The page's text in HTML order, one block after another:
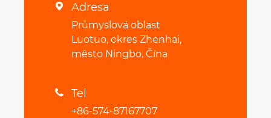
 Adresa
Průmyslová oblast
Luotuo, okres Zhenhai,
město Ningbo, Čína
 Tel
+86-574-87167707